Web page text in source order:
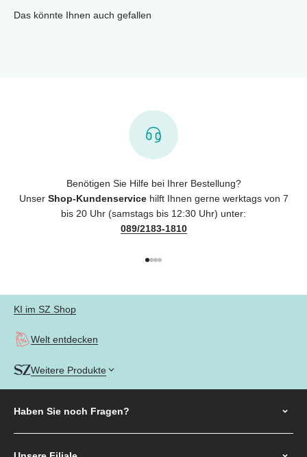
Das könnte Ihnen auch gefallen
Benötigen Sie Hilfe bei Ihrer Bestellung?
Unser Shop-Kundenservicehilft Ihnen gerne werktags von 7
bis 20 Uhr (samstags bis 12:30 Uhr) unter:
089/2183-1810
KI im SZ Shop
Welt entdecken
Weitere Produkte
Haben Sie noch Fragen?